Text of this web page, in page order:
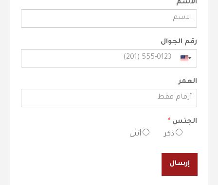
الاسم
رقم الجوال
العمر
الجنس *
ذكر
أنثى
إرسال